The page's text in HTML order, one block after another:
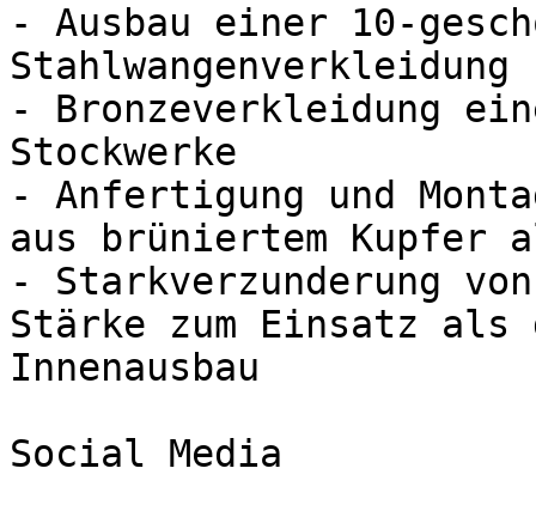
- Ausbau einer 10-
Stahlwangenverkleidung
- Bronzeverkleidung
Stockwerke
- Anfertigung und
aus brüniertem
- Starkverzunderung
Stärke zum Einsatz als
Innenausbau
Social Media